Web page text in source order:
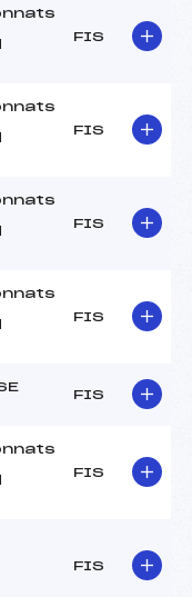
FIS
FIS
FIS
FIS
FIS
FIS
FIS